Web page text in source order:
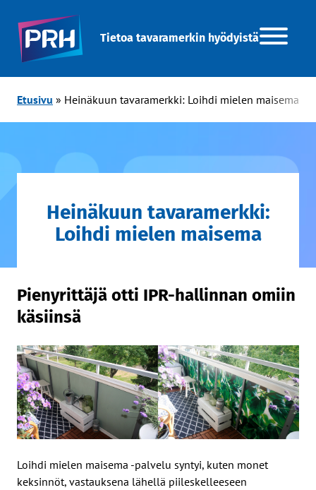
Tietoa tavaramerkin hyödyistä
Etusivu » Heinäkuun tavaramerkki: Loihdi mielen maisema
Heinäkuun tavaramerkki:
Loihdi mielen maisema
Pienyrittäjä otti IPR-hallinnan omiin
käsiinsä
Loihdi mielen maisema -palvelu syntyi, kuten monet
keksinnöt, vastauksena lähellä piileskelleeseen